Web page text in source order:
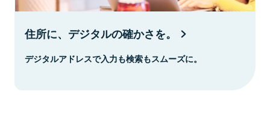
住所に、デジタルの確かさを。
デジタルアドレスで入力も検索もスムーズに。